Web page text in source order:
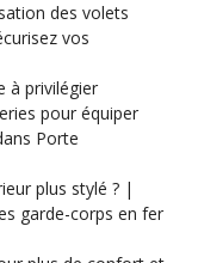
des volets
vos
à privilégier
pour équiper
Porte
plus stylé ? |
garde-corps en fer